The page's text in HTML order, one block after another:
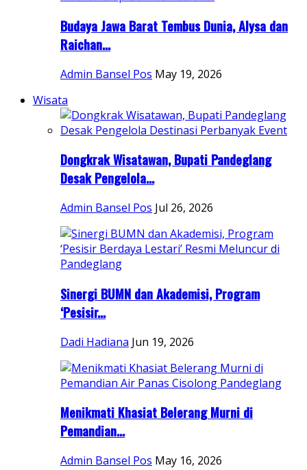
Budaya Jawa Barat Tembus Dunia, Alysa dan
Raichan...
Admin Bansel Pos May 19, 2026
Wisata
Dongkrak Wisatawan, Bupati Pandeglang
Desak Pengelola...
Admin Bansel Pos Jul 26, 2026
Sinergi BUMN dan Akademisi, Program
‘Pesisir...
Dadi Hadiana Jun 19, 2026
Menikmati Khasiat Belerang Murni di
Pemandian...
Admin Bansel Pos May 16, 2026